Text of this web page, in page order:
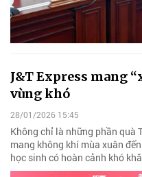
J&T Express mang
vùng khó
28/01/2026 15:45
Không chỉ là những phần quà
mang không khí mùa xuân
học sinh có hoàn cảnh khó